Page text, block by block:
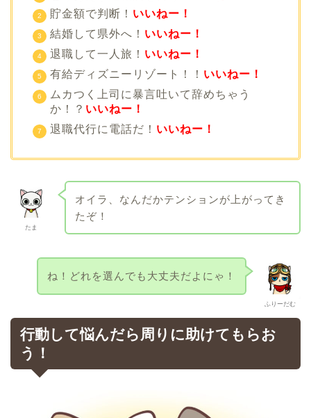
貯金額で判断！ いいねー！
結婚して県外へ！ いいねー！
退職して一人旅！ いいねー！
有給ディズニーリゾート！！ いいねー！
ムカつく上司に暴言吐いて辞めちゃう
か！？ いいねー！
退職代行に電話だ！ いいねー！
たま
オイラ、なんだかテンションが上がってき
たぞ！
ふりーだむ
ね！どれを選んでも大丈夫だよにゃ！
行動して悩んだら周りに助けてもらお
う！